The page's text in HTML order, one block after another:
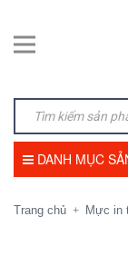
DANH MỤC
Trang chủ + Mực in